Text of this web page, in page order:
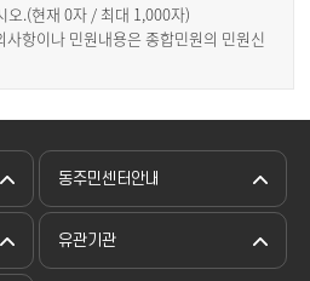
오.(현재 0자 / 최대 1,000자)
항이나 민원내용은 종합민원의 민원신
동주민센터안내
유관기관